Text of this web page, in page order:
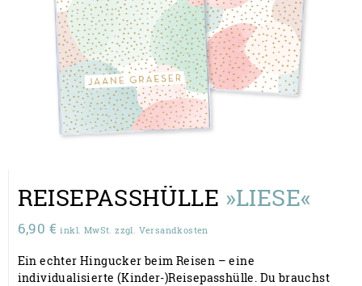
REISEPASSHÜLLE »LIESE«
6,90 € inkl. MwSt. zzgl. Versandkosten
Ein echter Hingucker beim Reisen – eine
individualisierte (Kinder-)Reisepasshülle. Du brauchst